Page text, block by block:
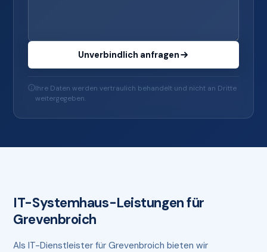
Unverbindlich anfragen
Ihre Daten werden vertraulich behandelt und nicht an Dritte
weitergegeben.
IT-Systemhaus-Leistungen für
Grevenbroich
Als IT-Dienstleister für Grevenbroich bieten wir